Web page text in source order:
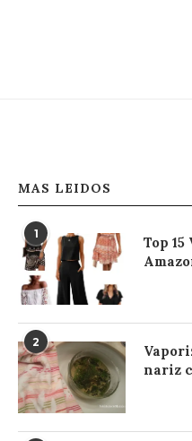
MAS LEIDOS
1
Top
2
nariz